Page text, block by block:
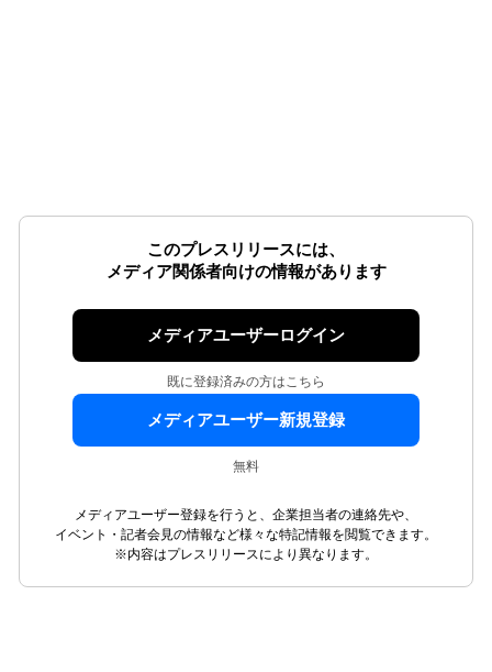
このプレスリリースには、
メディア関係者向けの情報があります
メディアユーザーログイン
既に登録済みの方はこちら
メディアユーザー新規登録
無料
メディアユーザー登録を行うと、企業担当者の連絡先や、
イベント・記者会見の情報など様々な特記情報を閲覧できます。
※内容はプレスリリースにより異なります。